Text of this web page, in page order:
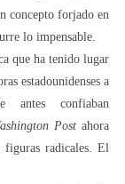
concepto forjado en
lo impensable.
que ha tenido lugar
estadounidenses a
antes confiaban
Postahora
radicales. El